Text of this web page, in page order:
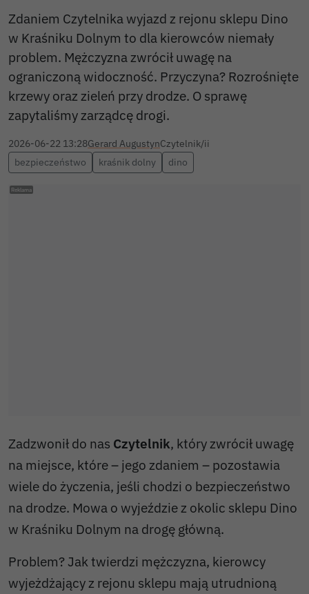
Zdaniem Czytelnika wyjazd z rejonu sklepu Dino
w Kraśniku Dolnym to dla kierowców niemały
problem. Mężczyzna zwrócił uwagę na
ograniczoną widoczność. Przyczyna? Rozrośnięte
krzewy oraz zieleń przy drodze. O sprawę
zapytaliśmy zarządcę drogi.
2026-06-22 13:28Gerard AugustynCzytelnik/ii
bezpieczeństwo
kraśnik dolny dino
Zadzwonił do nas Czytelnik, który zwrócił uwagę
na miejsce, które – jego zdaniem – pozostawia
wiele do życzenia, jeśli chodzi o bezpieczeństwo
na drodze. Mowa o wyjeździe z okolic sklepu Dino
w Kraśniku Dolnym na drogę główną.
Problem? Jak twierdzi mężczyzna, kierowcy
wyjeżdżający z rejonu sklepu mają utrudnioną